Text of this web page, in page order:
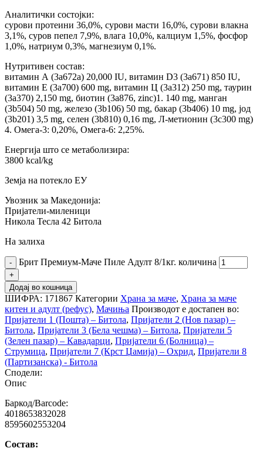
Аналитички состојки:
сурови протеини 36,0%, сурови масти 16,0%, сурови влакна
3,1%, суров пепел 7,9%, влага 10,0%, калциум 1,5%, фосфор
1,0%, натриум 0,3%, магнезиум 0,1%.
Нутритивен состав:
витамин А (3a672a) 20,000 IU, витамин D3 (3a671) 850 IU,
витамин Е (3a700) 600 mg, витамин Ц (3a312) 250 mg, таурин
(3a370) 2,150 mg, биотин (3a876, zinc)1. 140 mg, манган
(3b504) 50 mg, железо (3b106) 50 mg, бакар (3b406) 10 mg, јод
(3b201) 3,5 mg, селен (3b810) 0,16 mg, Л-метионин (3c300 mg)
4. Омега-3: 0,20%, Омега-6: 2,25%.
Енергија што се метаболизира:
3800 kcal/kg
Земја на потекло ЕУ
Увозник за Македонија:
Пријатели-миленици
Никола Тесла 42 Битола
На залиха
Брит Премиум-Маче Пиле Адулт 8/1кг. количина
Додај во кошница
ШИФРА: 171867 Категории Храна за маче, Храна за маче
китен и адулт (рефус), Мачиња Производот е достапен во:
Пријатели 1 (Пошта) – Битола, Пријатели 2 (Нов пазар) –
Битола, Пријатели 3 (Бела чешма) – Битола, Пријатели 5
(Зелен пазар) – Кавадарци, Пријатели 6 (Болница) –
Струмица, Пријатели 7 (Крст Џамија) – Охрид, Пријатели 8
(Партизанска) - Битола
Сподели:
Опис
Баркод/Barcode:
4018653832028
8595602553204
Состав: